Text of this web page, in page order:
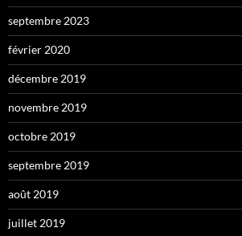
septembre 2023
février 2020
décembre 2019
novembre 2019
octobre 2019
septembre 2019
août 2019
juillet 2019